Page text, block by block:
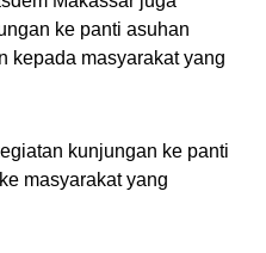
ke panti asuhan
kepada masyarakat yang
kunjungan ke panti
masyarakat yang